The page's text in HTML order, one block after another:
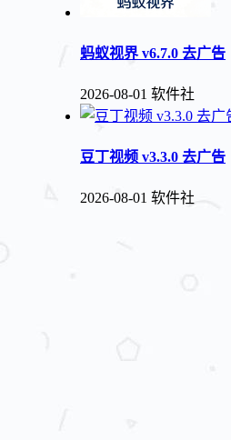
蚂蚁视界 v6.7.0 去广告
2026-08-01 软件社
豆丁视频 v3.3.0 去广告
2026-08-01 软件社